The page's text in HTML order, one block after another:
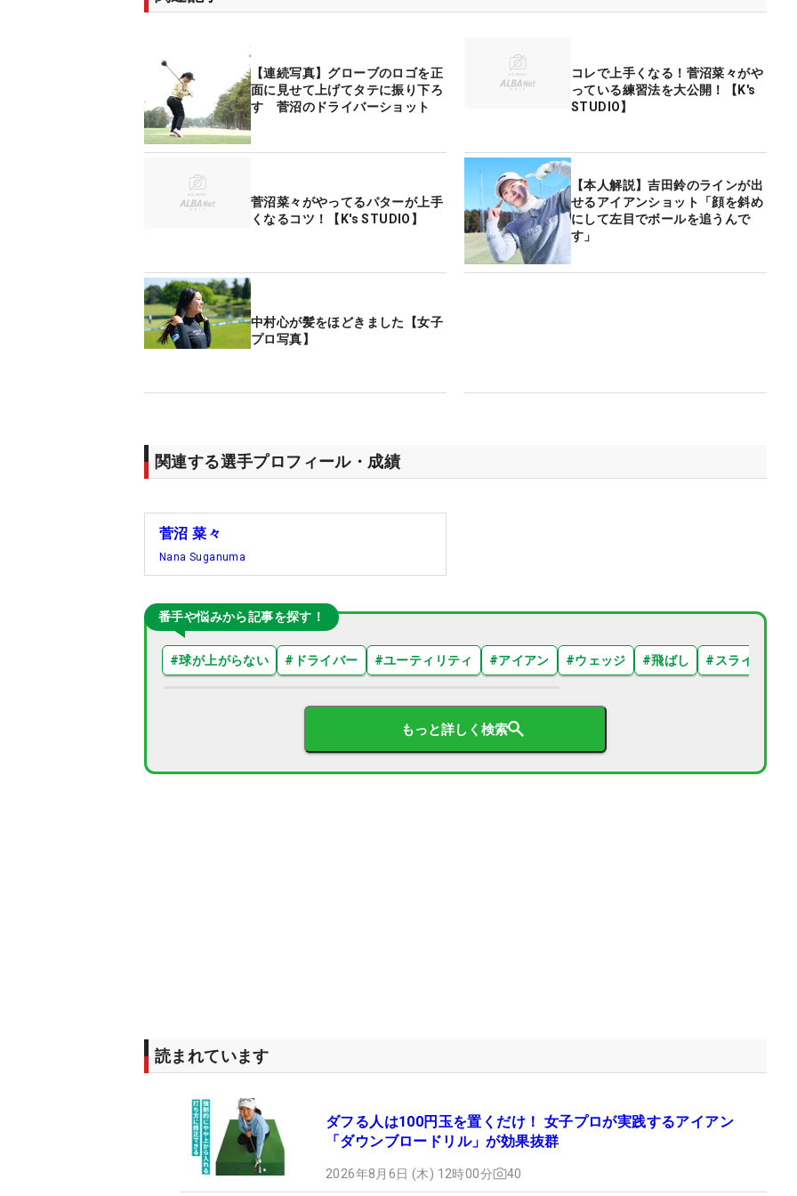
【連続写真】グローブのロゴを正
面に見せて上げてタテに振り下ろ
す 菅沼のドライバーショット
コレで上手くなる！菅沼菜々がや
っている練習法を大公開！【K's
STUDIO】
菅沼菜々がやってるパターが上手
くなるコツ！【K's STUDIO】
【本人解説】吉田鈴のラインが出
せるアイアンショット「顔を斜め
にして左目でボールを追うんで
す」
中村心が髪をほどきました【女子
プロ写真】
関連する選手プロフィール・成績
菅沼 菜々
Nana Suganuma
番手や悩みから記事を探す！
#球が上がらない # ドライバー #ユーティリティ #アイアン #ウェッジ #飛ばし # スライス
もっと詳しく検索
読まれています
ダフる人は100円玉を置くだけ！ 女子プロが実践するアイアン
「ダウンブロードリル」が効果抜群
2026年8月6日 (木) 12時00分 40